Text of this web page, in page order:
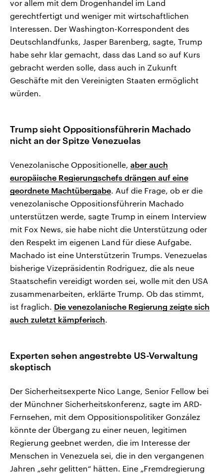
vor allem mit dem Drogenhandel im Land
gerechtfertigt und weniger mit wirtschaftlichen
Interessen. Der Washington-Korrespondent des
Deutschlandfunks, Jasper Barenberg, sagte, Trump
habe sehr klar gemacht, dass das Land so auf Kurs
gebracht werden solle, dass auch in Zukunft
Geschäfte mit den Vereinigten Staaten ermöglicht
würden.
Trump sieht Oppositionsführerin Machado
nicht an der Spitze Venezuelas
Venezolanische Oppositionelle, aber auch
europäische Regierungschefs drängen auf eine
geordnete Machtübergabe. Auf die Frage, ob er die
venezolanische Oppositionsführerin Machado
unterstützen werde, sagte Trump in einem Interview
mit Fox News, sie habe nicht die Unterstützung oder
den Respekt im eigenen Land für diese Aufgabe.
Machado ist eine Unterstützerin Trumps. Venezuelas
bisherige Vizepräsidentin Rodriguez, die als neue
Staatschefin vereidigt worden sei, wolle mit den USA
zusammenarbeiten, erklärte Trump. Ob das stimmt,
ist fraglich. Die venezolanische Regierung zeigte sich
auch zuletzt kämpferisch.
Experten sehen angestrebte US-Verwaltung
skeptisch
Der Sicherheitsexperte Nico Lange, Senior Fellow bei
der Münchner Sicherheitskonferenz, sagte im ARD-
Fernsehen, mit dem Oppositionspolitiker González
könnte der Übergang zu einer neuen, legitimen
Regierung geebnet werden, die im Interesse der
Menschen in Venezuela sei, die in den vergangenen
Jahren „sehr gelitten“ hätten. Eine „Fremdregierung